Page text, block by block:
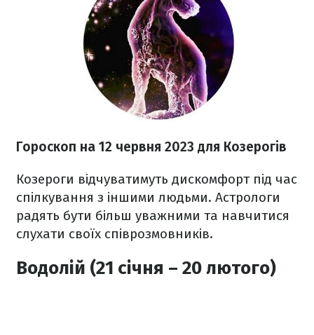
Гороскоп на 12 червня 2023 для Козерогів
Козероги відчуватимуть дискомфорт під час
спілкування з іншими людьми. Астрологи
радять бути більш уважними та навчитися
слухати своїх співрозмовників.
Водолій (21 січня – 20 лютого)